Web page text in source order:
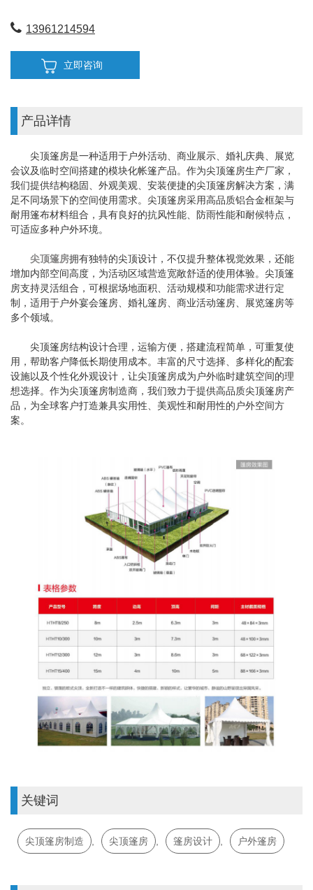
13961214594
立即咨询
产品详情
尖顶篷房是一种适用于户外活动、商业展示、婚礼庆典、展览
会议及临时空间搭建的模块化帐篷产品。作为尖顶篷房生产厂家，
我们提供结构稳固、外观美观、安装便捷的尖顶篷房解决方案，满
足不同场景下的空间使用需求。尖顶篷房采用高品质铝合金框架与
耐用篷布材料组合，具有良好的抗风性能、防雨性能和耐候特点，
可适应多种户外环境。
尖顶篷房拥有独特的尖顶设计，不仅提升整体视觉效果，还能
增加内部空间高度，为活动区域营造宽敞舒适的使用体验。尖顶篷
房支持灵活组合，可根据场地面积、活动规模和功能需求进行定
制，适用于户外宴会篷房、婚礼篷房、商业活动篷房、展览篷房等
多个领域。
尖顶篷房结构设计合理，运输方便，搭建流程简单，可重复使
用，帮助客户降低长期使用成本。丰富的尺寸选择、多样化的配套
设施以及个性化外观设计，让尖顶篷房成为户外临时建筑空间的理
想选择。作为尖顶篷房制造商，我们致力于提供高品质尖顶篷房产
品，为全球客户打造兼具实用性、美观性和耐用性的户外空间方
案。
关键词
尖顶篷房制造 尖顶篷房 篷房设计 户外篷房